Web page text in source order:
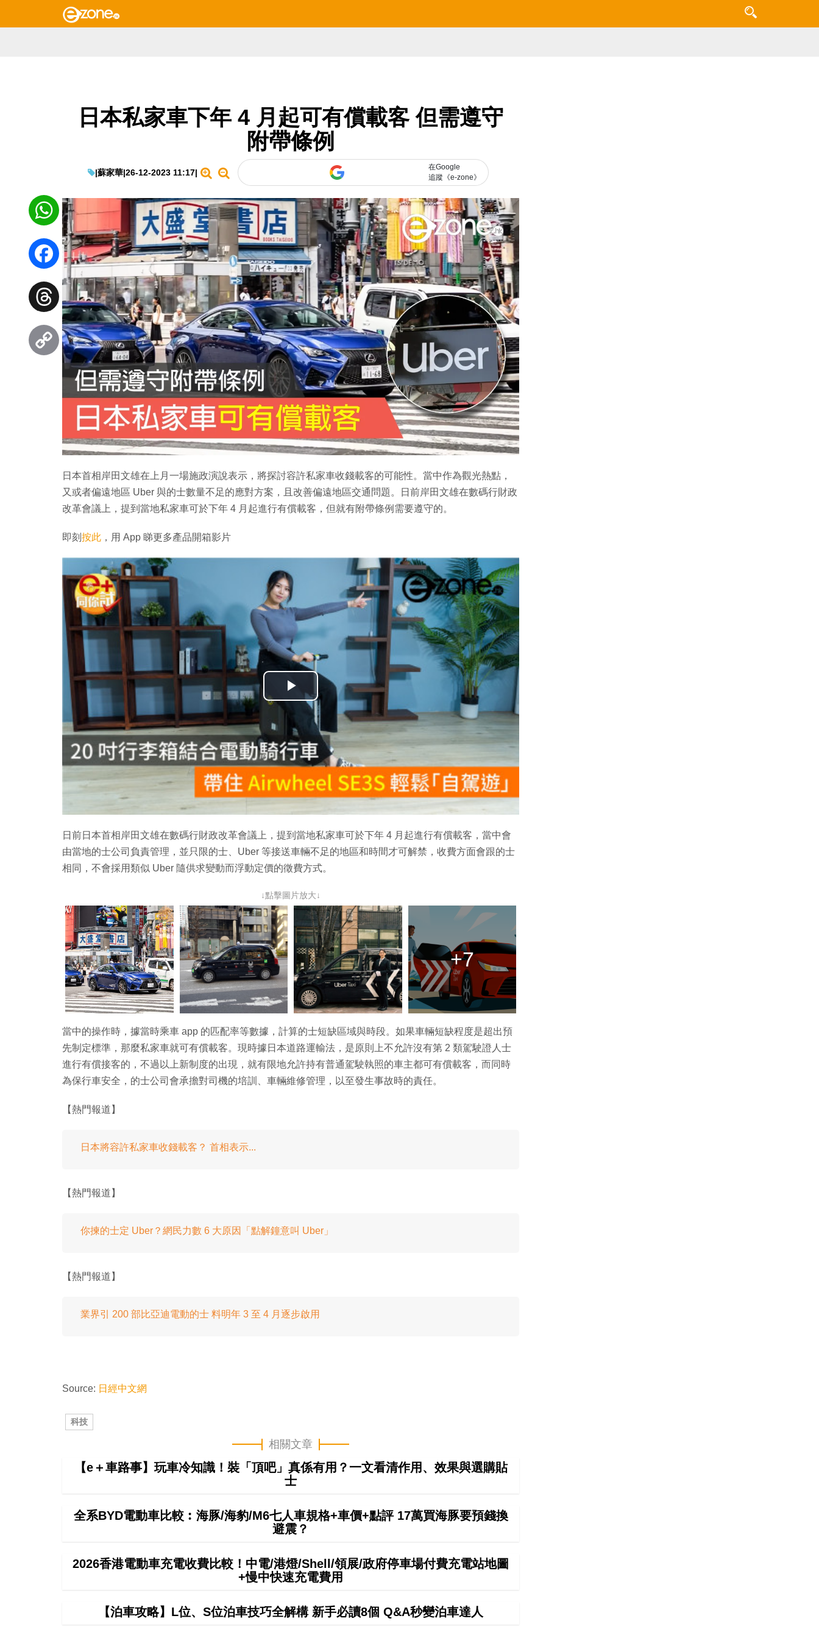
日本私家車下年 4 月起可有償載客 但需遵守
附帶條例
|蘇家華|26-12-2023 11:17|
在Google
追蹤《e-zone》
日本首相岸田文雄在上月一場施政演說表示，將探討容許私家車收錢載客的可能性。當中作為觀光熱點，
又或者偏遠地區 Uber 與的士數量不足的應對方案，且改善偏遠地區交通問題。日前岸田文雄在數碼行財政
改革會議上，提到當地私家車可於下年 4 月起進行有償載客，但就有附帶條例需要遵守的。
即刻 按此 ，用 App 睇更多產品開箱影片
播
放
影
片
日前日本首相岸田文雄在數碼行財政改革會議上，提到當地私家車可於下年 4 月起進行有償載客，當中會
由當地的士公司負責管理，並只限的士、Uber 等接送車輛不足的地區和時間才可解禁，收費方面會跟的士
相同，不會採用類似 Uber 隨供求變動而浮動定價的徵費方式。
↓點擊圖片放大↓
+7
當中的操作時，據當時乘車 app 的匹配率等數據，計算的士短缺區域與時段。如果車輛短缺程度是超出預
先制定標準，那麼私家車就可有償載客。現時據日本道路運輸法，是原則上不允許沒有第 2 類駕駛證人士
進行有償接客的，不過以上新制度的出現，就有限地允許持有普通駕駛執照的車主都可有償載客，而同時
為保行車安全，的士公司會承擔對司機的培訓、車輛維修管理，以至發生事故時的責任。
【熱門報道】
日本將容許私家車收錢載客？ 首相表示...
【熱門報道】
你揀的士定 Uber？網民力數 6 大原因「點解鐘意叫 Uber」
【熱門報道】
業界引 200 部比亞迪電動的士 料明年 3 至 4 月逐步啟用
Source: 日經中文網
科技
相關文章
【e＋車路事】玩車冷知識！裝「頂吧」真係有用？一文看清作用、效果與選購貼
士
全系BYD電動車比較︰海豚/海豹/M6七人車規格+車價+點評 17萬買海豚要預錢換
避震？
2026香港電動車充電收費比較！中電/港燈/Shell/領展/政府停車場付費充電站地圖
+慢中快速充電費用
【泊車攻略】L位、S位泊車技巧全解構 新手必讀8個 Q&A秒變泊車達人
WhatsApp
Facebook
Threads